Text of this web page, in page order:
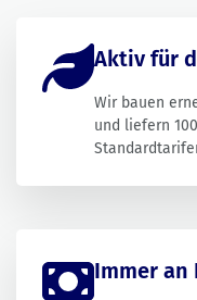
Aktiv für
Wir bauen
und liefern
Immer an